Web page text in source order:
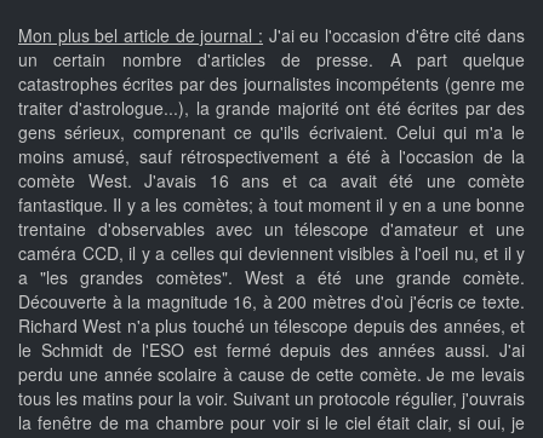
Mon plus bel article de journal : J'ai eu l'occasion d'être cité dans
un certain nombre d'articles de presse. A part quelque
catastrophes écrites par des journalistes incompétents (genre me
traiter d'astrologue...), la grande majorité ont été écrites par des
gens sérieux, comprenant ce qu'ils écrivaient. Celui qui m'a le
moins amusé, sauf rétrospectivement a été à l'occasion de la
comète West. J'avais 16 ans et ca avait été une comète
fantastique. Il y a les comètes; à tout moment il y en a une bonne
trentaine d'observables avec un télescope d'amateur et une
caméra CCD, il y a celles qui deviennent visibles à l'oeil nu, et il y
a "les grandes comètes". West a été une grande comète.
Découverte à la magnitude 16, à 200 mètres d'où j'écris ce texte.
Richard West n'a plus touché un télescope depuis des années, et
le Schmidt de l'ESO est fermé depuis des années aussi. J'ai
perdu une année scolaire à cause de cette comète. Je me levais
tous les matins pour la voir. Suivant un protocole régulier, j'ouvrais
la fenêtre de ma chambre pour voir si le ciel était clair, si oui, je